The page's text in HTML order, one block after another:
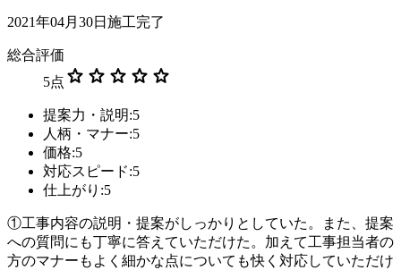
2021年04月30日施工完了
総合評価
5点 star star star star star
提案力・説明:5
人柄・マナー:5
価格:5
対応スピード:5
仕上がり:5
①工事内容の説明・提案がしっかりとしていた。また、提案
への質問にも丁寧に答えていただけた。加えて工事担当者の
方のマナーもよく細かな点についても快く対応していただけ